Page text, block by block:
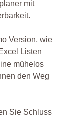
mit
Version, wie
Listen
mühelos
den Weg
Sie Schluss